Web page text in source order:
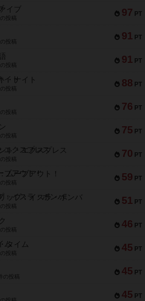
97 PT
イブ
の投稿
91 PT
の投稿
91 PT
投稿
88 PT
・ナイト
の投稿
76 PT
投稿
75 PT
投稿
70 PT
ト・エクスプレス
の投稿
59 PT
ムーブアウト！
の投稿
51 PT
ップ：イスラ・ボンバ
投稿
46 PT
の投稿
45 PT
タイム
投稿
45 PT
の投稿
45 PT